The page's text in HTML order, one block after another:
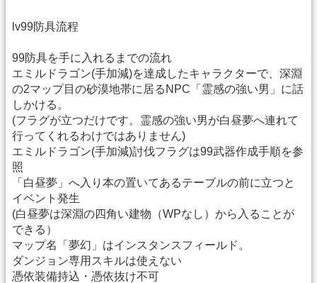
lv99防具流程
99防具を手に入れるまでの流れ
エミルドラゴン(手加減)を達成したキャラクターで、深淵
の2マップ目の砂漠地帯に居るNPC「霊感の強い男」に話
しかける。
(フラグが立つだけです。霊感の強い男が白昼夢へ連れて
行ってくれるわけではありません)
エミルドラゴン(手加減)討伐フラグは99武器作成手順を参
照
「白昼夢」へ入り本の置いてあるテーブルの前に立つと
イベント発生
(白昼夢は深淵の四角い建物（WPなし）から入ることが
できる）
マップ名「夢幻」はインスタンスフィールド。
ダンジョン専用スキルは使えない
憑依装備持込・憑依抜け不可